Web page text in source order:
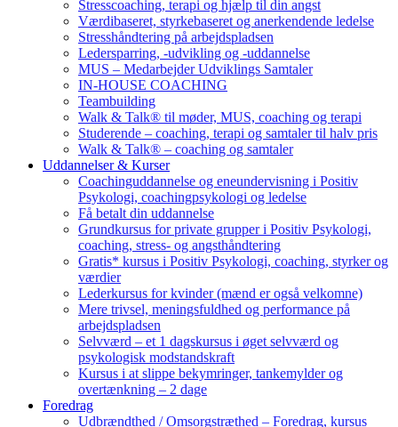
Stresscoaching, terapi og hjælp til din angst
Værdibaseret, styrkebaseret og anerkendende ledelse
Stresshåndtering på arbejdspladsen
Ledersparring, -udvikling og -uddannelse
MUS – Medarbejder Udviklings Samtaler
IN-HOUSE COACHING
Teambuilding
Walk & Talk® til møder, MUS, coaching og terapi
Studerende – coaching, terapi og samtaler til halv pris
Walk & Talk® – coaching og samtaler
Uddannelser & Kurser
Coachinguddannelse og eneundervisning i Positiv
Psykologi, coachingpsykologi og ledelse
Få betalt din uddannelse
Grundkursus for private grupper i Positiv Psykologi,
coaching, stress- og angsthåndtering
Gratis* kursus i Positiv Psykologi, coaching, styrker og
værdier
Lederkursus for kvinder (mænd er også velkomne)
Mere trivsel, meningsfuldhed og performance på
arbejdspladsen
Selvværd – et 1 dagskursus i øget selvværd og
psykologisk modstandskraft
Kursus i at slippe bekymringer, tankemylder og
overtænkning – 2 dage
Foredrag
Udbrændthed / Omsorgstræthed – Foredrag, kursus